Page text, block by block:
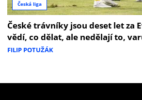
Česká liga
České trávníky jsou deset let za
vědí, co dělat, ale nedělají to,
FILIP POTUŽÁK